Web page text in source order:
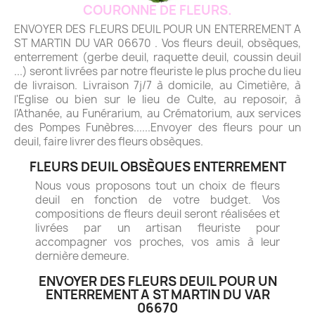
COURONNE DE FLEURS.
ENVOYER DES FLEURS DEUIL POUR UN ENTERREMENT A
ST MARTIN DU VAR 06670 . Vos fleurs deuil, obsèques,
enterrement (gerbe deuil, raquette deuil, coussin deuil
...) seront livrées par notre fleuriste le plus proche du lieu
de livraison. Livraison 7j/7 à domicile, au Cimetière, à
l'Eglise ou bien sur le lieu de Culte, au reposoir, à
l'Athanée, au Funérarium, au Crématorium, aux services
des Pompes Funèbres......Envoyer des fleurs pour un
deuil, faire livrer des fleurs obsèques.
FLEURS DEUIL OBSÈQUES ENTERREMENT
Nous vous proposons tout un choix de fleurs
deuil en fonction de votre budget. Vos
compositions de fleurs deuil seront réalisées et
livrées par un artisan fleuriste pour
accompagner vos proches, vos amis à leur
dernière demeure.
ENVOYER DES FLEURS DEUIL POUR UN
ENTERREMENT A ST MARTIN DU VAR
06670